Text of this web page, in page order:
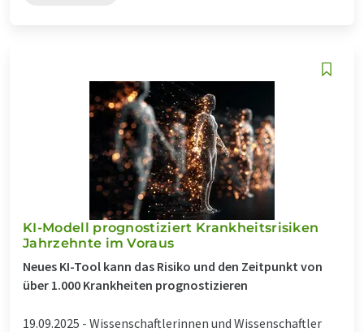
KI-Modell prognostiziert Krankheitsrisiken
Jahrzehnte im Voraus
Neues KI-Tool kann das Risiko und den Zeitpunkt von
über 1.000 Krankheiten prognostizieren
19.09.2025 - Wissenschaftlerinnen und Wissenschaftler